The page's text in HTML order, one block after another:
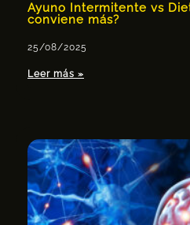
Ayuno Intermitente vs
conviene más?
25/08/2025
Leer más »